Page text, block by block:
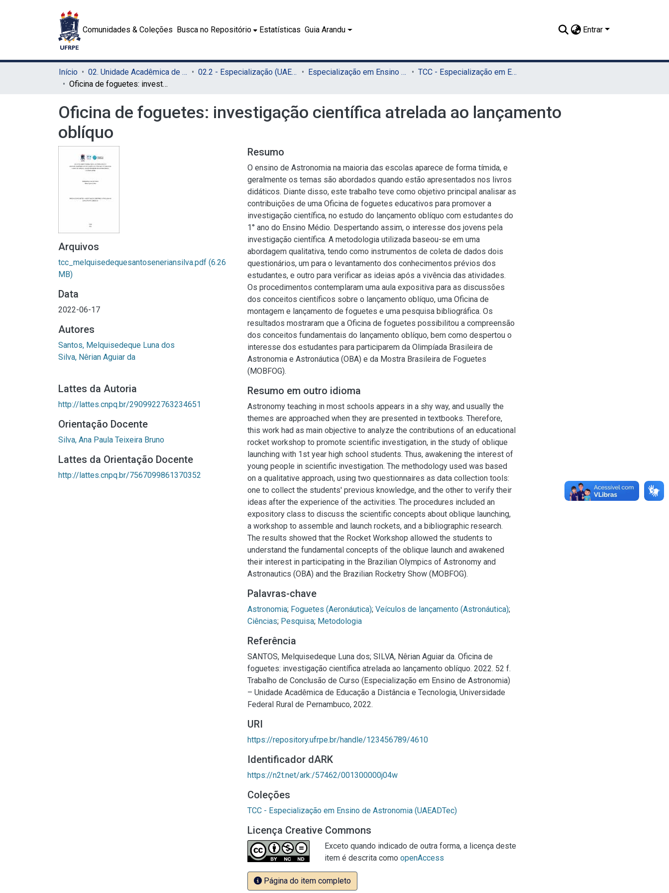
Comunidades & Coleções Busca no Repositório Estatísticas Guia Arandu Entrar
Início 02. Unidade Acadêmica de Educação a Distância e Tecnologia (UAEADTec) 02.2 - Especialização (UAEADTec) Especialização em Ensino de Astronomia (UAEADTec)
TCC - Especialização em Ensino de Astronomia (UAEADTec)
Oficina de foguetes: investigação científica atrelada ao lançamento oblíquo
Oficina de foguetes: investigação científica atrelada ao lançamento
oblíquo
Arquivos
tcc_melquisedequesantoseneriansilva.pdf (6.26
MB)
Data
2022-06-17
Autores
Santos, Melquisedeque Luna dos
Silva, Nêrian Aguiar da
Lattes da Autoria
http://lattes.cnpq.br/2909922763234651
Orientação Docente
Silva, Ana Paula Teixeira Bruno
Lattes da Orientação Docente
http://lattes.cnpq.br/7567099861370352
Resumo
O ensino de Astronomia na maioria das escolas aparece de forma tímida, e
geralmente os temas são abordados quando estão apresentados nos livros
didáticos. Diante disso, este trabalho teve como objetivo principal analisar as
contribuições de uma Oficina de foguetes educativos para promover a
investigação científica, no estudo do lançamento oblíquo com estudantes do
1° ano do Ensino Médio. Despertando assim, o interesse dos jovens pela
investigação científica. A metodologia utilizada baseou-se em uma
abordagem qualitativa, tendo como instrumentos de coleta de dados dois
questionários, um para o levantamento dos conhecimentos prévios dos
estudantes, e outro para verificar as ideias após a vivência das atividades.
Os procedimentos contemplaram uma aula expositiva para as discussões
dos conceitos científicos sobre o lançamento oblíquo, uma Oficina de
montagem e lançamento de foguetes e uma pesquisa bibliográfica. Os
resultados mostraram que a Oficina de foguetes possibilitou a compreensão
dos conceitos fundamentais do lançamento oblíquo, bem como despertou o
interesse dos estudantes para participarem da Olimpíada Brasileira de
Astronomia e Astronáutica (OBA) e da Mostra Brasileira de Foguetes
(MOBFOG).
Resumo em outro idioma
Astronomy teaching in most schools appears in a shy way, and usually the
themes are approached when they are presented in textbooks. Therefore,
this work had as main objective to analyze the contributions of an educational
rocket workshop to promote scientific investigation, in the study of oblique
launching with 1st year high school students. Thus, awakening the interest of
young people in scientific investigation. The methodology used was based
on a qualitative approach, using two questionnaires as data collection tools:
one to collect the students' previous knowledge, and the other to verify their
ideas after the experience of the activities. The procedures included an
expository class to discuss the scientific concepts about oblique launching,
a workshop to assemble and launch rockets, and a bibliographic research.
The results showed that the Rocket Workshop allowed the students to
understand the fundamental concepts of the oblique launch and awakened
their interest in participating in the Brazilian Olympics of Astronomy and
Astronautics (OBA) and the Brazilian Rocketry Show (MOBFOG).
Palavras-chave
Astronomia; Foguetes (Aeronáutica); Veículos de lançamento (Astronáutica);
Ciências; Pesquisa; Metodologia
Referência
SANTOS, Melquisedeque Luna dos; SILVA, Nêrian Aguiar da. Oficina de
foguetes: investigação científica atrelada ao lançamento oblíquo. 2022. 52 f.
Trabalho de Conclusão de Curso (Especialização em Ensino de Astronomia)
– Unidade Acadêmica de Educação a Distância e Tecnologia, Universidade
Federal Rural de Pernambuco, 2022.
URI
https://repository.ufrpe.br/handle/123456789/4610
Identificador dARK
https://n2t.net/ark:/57462/001300000j04w
Coleções
TCC - Especialização em Ensino de Astronomia (UAEADTec)
Licença Creative Commons
Exceto quando indicado de outra forma, a licença deste
item é descrita como openAccess
Página do item completo